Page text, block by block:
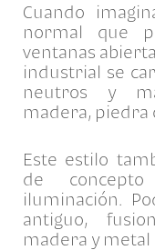
Cuando
normal que
ventanas
industrial se
neutros y
madera, piedra
Este estilo
de
iluminación.
antiguo,
madera y metal